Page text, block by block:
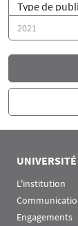
UNIVERSITÉ
L'institution
Engagements